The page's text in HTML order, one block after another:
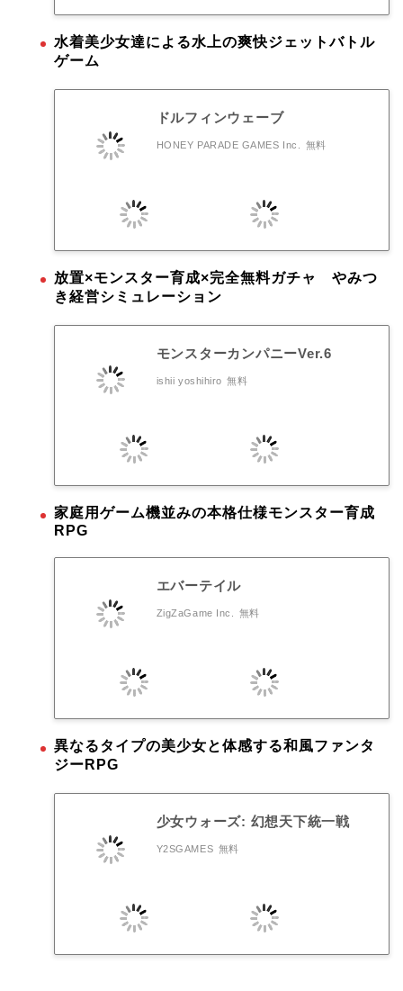
水着美少女達による水上の爽快ジェットバトル
ゲーム
ドルフィンウェーブ
HONEY PARADE GAMES Inc. 無料
放置×モンスター育成×完全無料ガチャ やみつ
き経営シミュレーション
モンスターカンパニーVer.6
ishii yoshihiro 無料
家庭用ゲーム機並みの本格仕様モンスター育成
RPG
エバーテイル
ZigZaGame Inc. 無料
異なるタイプの美少女と体感する和風ファンタ
ジーRPG
少女ウォーズ: 幻想天下統一戦
Y2SGAMES 無料